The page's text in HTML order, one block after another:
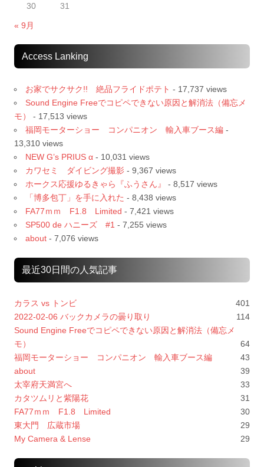
« 9月
30
31
Access Lanking
お家でサクサク!! 絶品フライドポテト - 17,737 views
Sound Engine Freeでコピペできない原因と解消法（備忘メ
モ）
- 17,513 views
福岡モーターショー コンパニオン 輸入車ブース編 -
13,310 views
NEW G’s PRIUS α - 10,031 views
カワセミ ダイビング撮影 - 9,367 views
ホークス応援ゆるきゃら『ふうさん』
- 8,517 views
「博多包丁」を手に入れた - 8,438 views
FA77ｍｍ F1.8 Limited - 7,421 views
SP500 de ハニーズ #1 - 7,255 views
about - 7,076 views
最近30日間の人気記事
カラス vs トンビ
401
2022-02-06 バックカメラの曇り取り
114
Sound Engine Freeでコピペできない原因と解消法（備忘メ
モ）
64
福岡モーターショー コンパニオン 輸入車ブース編
43
about
39
太宰府天満宮へ
33
カタツムリと紫陽花
31
FA77ｍｍ F1.8 Limited
30
東大門 広蔵市場
29
My Camera & Lense
29